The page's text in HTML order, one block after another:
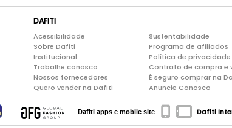
DAFITI
Acessibilidade
Sobre Dafiti
Institucional
Trabalhe conosco
Nossos fornecedores
Quero vender na Dafiti
Sustentabilidade
Programa de afiliados
Política de privacidade
Contrato de compra e
É seguro comprar na
Anuncie Conosco
Dafiti apps e mobile site Dafiti